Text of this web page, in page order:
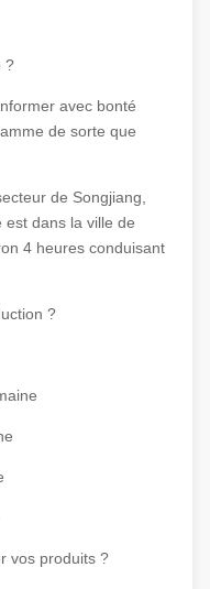
?
avec bonté
de sorte que
de Songjiang,
dans la ville de
4 heures conduisant
?
vos produits ?